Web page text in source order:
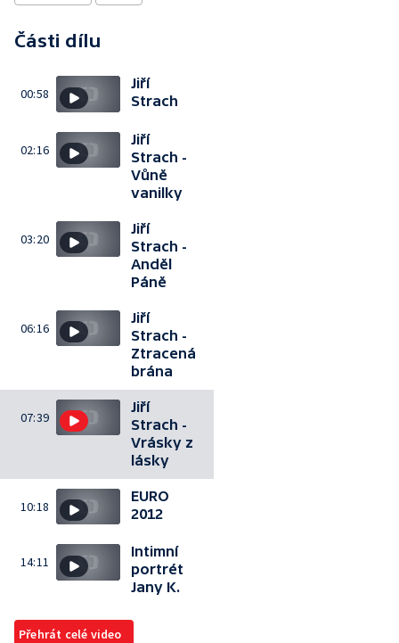
Části dílu
00:58
Jiří
Strach
02:16
Jiří
Strach -
Vůně
vanilky
03:20
Jiří
Strach -
Anděl
Páně
06:16
Jiří
Strach -
Ztracená
brána
07:39
Jiří
Strach -
Vrásky z
lásky
10:18
EURO
2012
14:11
Intimní
portrét
Jany K.
Přehrát celé video